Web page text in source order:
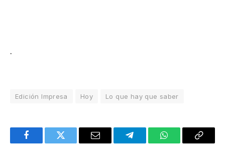
.
Edición Impresa Hoy Lo que hay que saber
FacebookTwitter Email TelegramWhatsAppCopy